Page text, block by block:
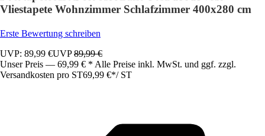
Vliestapete Wohnzimmer Schlafzimmer 400x280 cm
Erste Bewertung schreiben
UVP: 89,99 €UVP89,99 €
Unser Preis — 69,99 € * Alle Preise inkl. MwSt. und ggf. zzgl.
Versandkosten pro ST69,99 €*/ ST